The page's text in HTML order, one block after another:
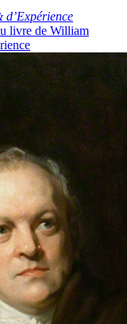
d’Expérience
livre de William